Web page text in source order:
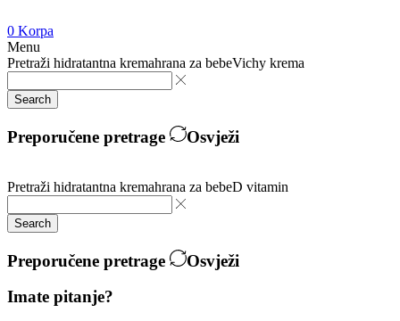
0 Korpa
Menu
Pretraži hidratantna kremahrana za bebeVichy krema
Search
Preporučene pretrage Osvježi
Pretraži hidratantna kremahrana za bebeD vitamin
Search
Preporučene pretrage
Osvježi
Imate pitanje?